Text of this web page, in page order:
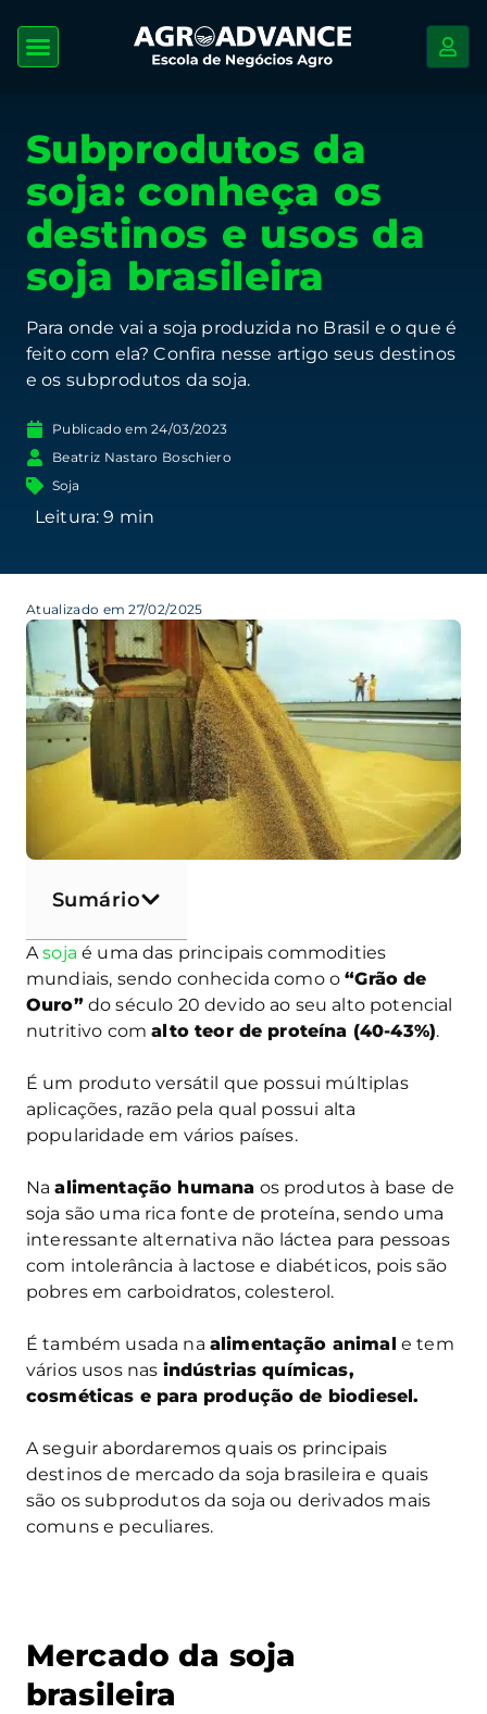
Subprodutos da
soja: conheça os
destinos e usos da
soja brasileira
Para onde vai a soja produzida no Brasil e o que é
feito com ela? Confira nesse artigo seus destinos
e os subprodutos da soja.
Publicado em 24/03/2023
Beatriz Nastaro Boschiero
Soja
Atualizado em 27/02/2025
Sumário
Asoja é uma das principais commodities
mundiais, sendo conhecida como o“Grão de
Ouro”do século 20 devido ao seu alto potencial
nutritivo comalto teor de proteína (40-43%).
É um produto versátil que possui múltiplas
aplicações, razão pela qual possui alta
popularidade em vários países.
Naalimentação humana os produtos à base de
soja são uma rica fonte de proteína, sendo uma
interessante alternativa não láctea para pessoas
com intolerância à lactose e diabéticos, pois são
pobres em carboidratos, colesterol.
É também usada na alimentação animal e tem
vários usos nas indústrias químicas,
cosméticas e para produção de biodiesel.
A seguir abordaremos quais os principais
destinos de mercado da soja brasileira e quais
são os subprodutos da soja ou derivados mais
comuns e peculiares.
Mercado da soja
brasileira